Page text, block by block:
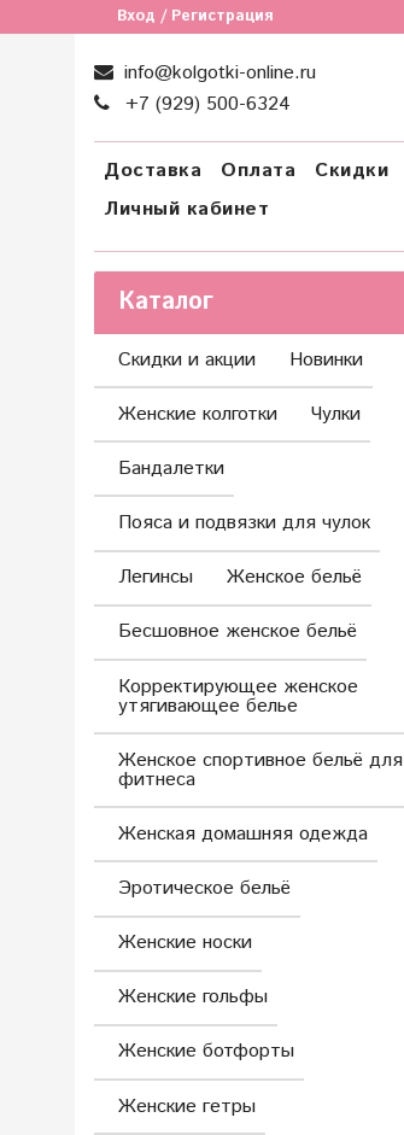
Вход / Регистрация
info@kolgotki-online.ru
+7 (929) 500-6324
Доставка Оплата Скидки
Личный кабинет
Каталог
Скидки и акции
Новинки
Женские колготки
Чулки
Бандалетки
Пояса и подвязки для чулок
Легинсы
Женское бельё
Бесшовное женское бельё
Корректирующее женское
утягивающее белье
Женское спортивное бельё для
фитнеса
Женская домашняя одежда
Эротическое бельё
Женские носки
Женские гольфы
Женские ботфорты
Женские гетры